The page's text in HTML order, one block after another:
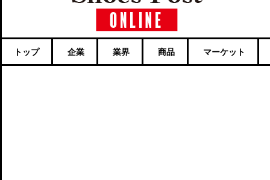
トップ 企業 業界 商品 マーケット